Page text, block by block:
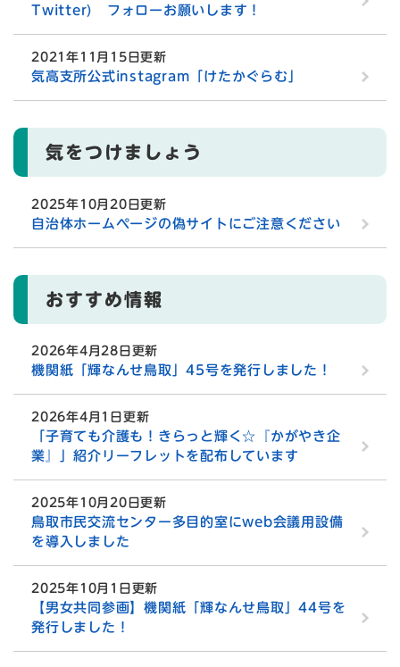
Twitter) フォローお願いします！
2021年11月15日更新
気高支所公式instagram「けたかぐらむ」
気をつけましょう
2025年10月20日更新
自治体ホームページの偽サイトにご注意ください
おすすめ情報
2026年4月28日更新
機関紙「輝なんせ鳥取」45号を発行しました！
2026年4月1日更新
「子育ても介護も！きらっと輝く☆『かがやき企
業』」紹介リーフレットを配布しています
2025年10月20日更新
鳥取市民交流センター多目的室にweb会議用設備
を導入しました
2025年10月1日更新
【男女共同参画】機関紙「輝なんせ鳥取」44号を
発行しました！